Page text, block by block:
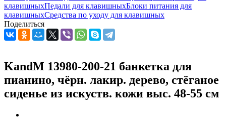
клавишныхПедали для клавишныхБлоки питания для
клавишныхСредства по уходу для клавишных
Поделиться
KandM 13980-200-21 банкетка для
пианино, чёрн. лакир. дерево, стёганое
сиденье из искуств. кожи выс. 48-55 см